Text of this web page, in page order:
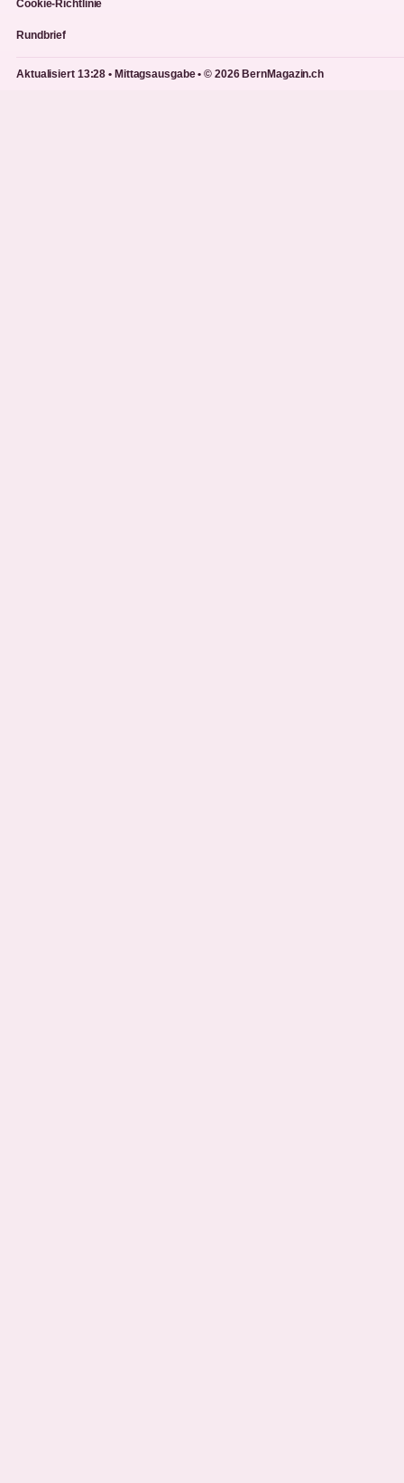
Cookie-Richtlinie
Rundbrief
Aktualisiert 13:28 • Mittagsausgabe • © 2026 BernMagazin.ch